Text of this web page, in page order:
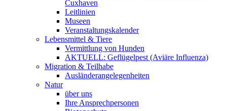
Cuxhaven
Leitlinien
Museen
Veranstaltungskalender
Lebensmittel & Tiere
Vermittlung von Hunden
AKTUELL: Geflügelpest (Aviäre Influenza)
Migration & Teilhabe
Ausländerangelegenheiten
Natur
über uns
Ihre Ansprechpersonen